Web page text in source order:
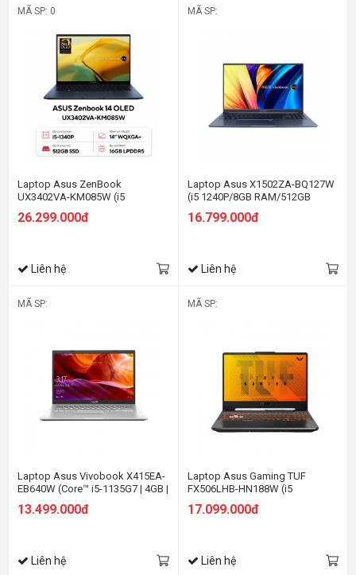
MÃ SP: 0
Laptop Asus ZenBook
UX3402VA-KM085W (i5
SSD/14
26.299.000đ
Liên hệ
MÃ SP:
Laptop Asus X1502ZA-BQ127W
(i5 1240P/8GB RAM/512GB
16.799.000đ
Liên hệ
MÃ SP:
Laptop Asus Vivobook X415EA-
EB640W (Core™ i5-1135G7 | 4GB |
512GB | Intel Iris Xe | 14.0-inch
FHD | Win 11 | Bạc)
13.499.000đ
Liên hệ
MÃ SP:
Laptop Asus Gaming TUF
FX506LHB-HN188W (i5
10300H/8GB RAM/512GB
SSD/15.6 FHD 144Hz /GTX 1650
17.099.000đ
Liên hệ